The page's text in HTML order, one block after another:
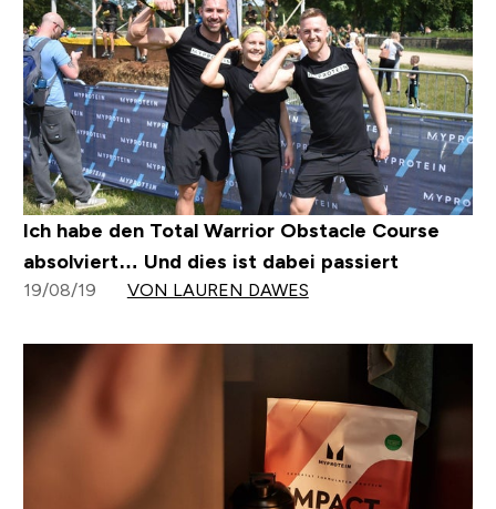
Ich habe den Total Warrior Obstacle Course
absolviert… Und dies ist dabei passiert
19/08/19 VON LAUREN DAWES